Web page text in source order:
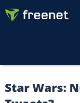
Star Wars: